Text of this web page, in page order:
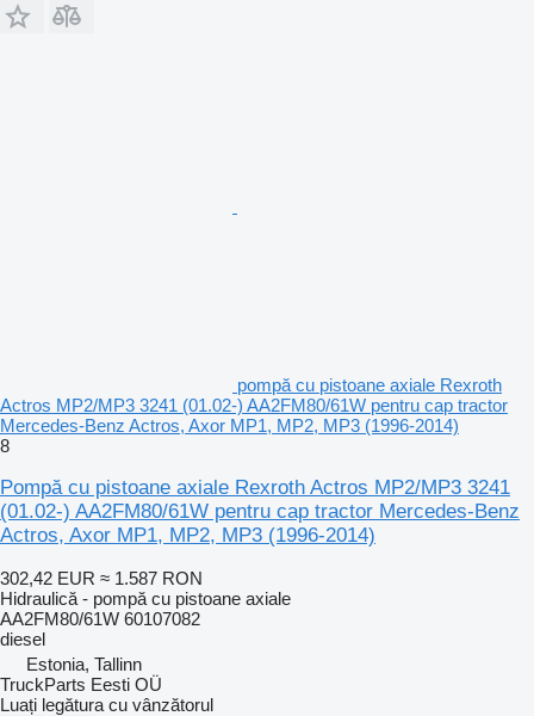
pompă cu pistoane axiale Rexroth
Actros MP2/MP3 3241 (01.02-) AA2FM80/61W pentru cap tractor
Mercedes-Benz Actros, Axor MP1, MP2, MP3 (1996-2014)
8
Pompă cu pistoane axiale Rexroth Actros MP2/MP3 3241
(01.02-) AA2FM80/61W pentru cap tractor Mercedes-Benz
Actros, Axor MP1, MP2, MP3 (1996-2014)
302,42 EUR ≈ 1.587 RON
Hidraulică - pompă cu pistoane axiale
AA2FM80/61W 60107082
diesel
Estonia, Tallinn
TruckParts Eesti OÜ
Luați legătura cu vânzătorul